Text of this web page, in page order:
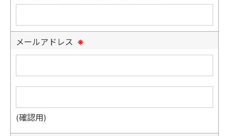
メールアドレス ※
(確認用)